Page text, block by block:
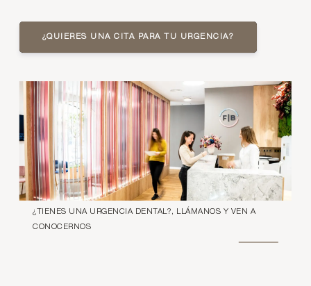
¿QUIERES UNA CITA PARA TU URGENCIA?
¿TIENES UNA URGENCIA DENTAL?, LLÁMANOS Y VEN A
CONOCERNOS